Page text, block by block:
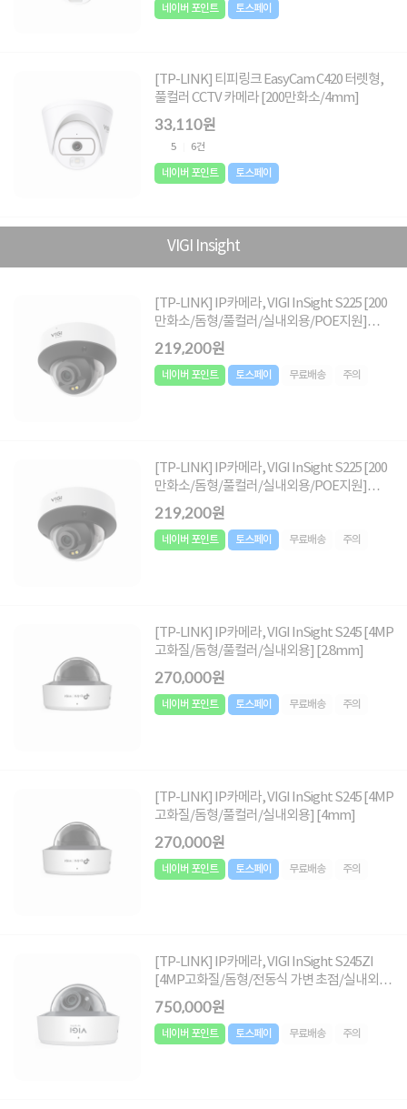
네이버 포인트 토스페이
[TP-LINK] 티피링크 EasyCam C420 터렛형,
풀컬러 CCTV 카메라 [200만화소/4mm]
33,110원
5 6건
네이버 포인트 토스페이
VIGI Insight
[TP-LINK] IP카메라, VIGI InSight S225 [200
만화소/돔형/풀컬러/실내외용/POE지원]
[2.8mm]
219,200원
네이버 포인트 토스페이 무료배송 주의
[TP-LINK] IP카메라, VIGI InSight S225 [200
만화소/돔형/풀컬러/실내외용/POE지원]
[4mm]
219,200원
네이버 포인트 토스페이 무료배송 주의
[TP-LINK] IP카메라, VIGI InSight S245 [4MP
고화질/돔형/풀컬러/실내외용] [2.8mm]
270,000원
네이버 포인트 토스페이 무료배송 주의
[TP-LINK] IP카메라, VIGI InSight S245 [4MP
고화질/돔형/풀컬러/실내외용] [4mm]
270,000원
네이버 포인트 토스페이 무료배송 주의
[TP-LINK] IP카메라, VIGI InSight S245ZI
[4MP고화질/돔형/전동식 가변 초점/실내외
용]
750,000원
네이버 포인트 토스페이 무료배송 주의